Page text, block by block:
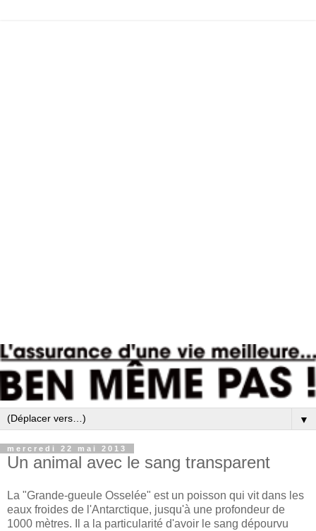
▼
mercredi 22 mai 2013
Un animal avec le sang transparent
La "Grande-gueule Osselée" est un poisson qui vit dans les
eaux froides de l'Antarctique, jusqu'à une profondeur de
1000 mètres. Il a la particularité d'avoir le sang dépourvu